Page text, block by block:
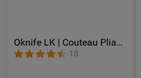
Oknife LK | Couteau Pliant
en Acier M390 avec
Lampe LED Rechargeable
18